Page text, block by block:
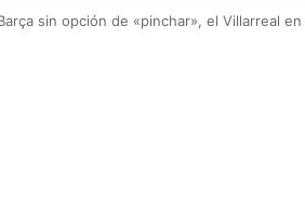
sin opción de «pinchar», el Villarreal